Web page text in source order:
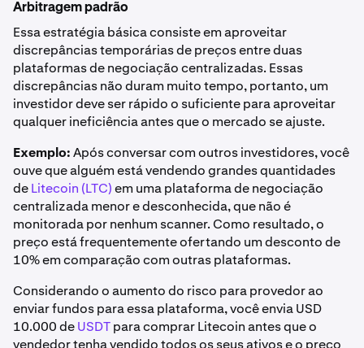
Arbitragem padrão
Essa estratégia básica consiste em aproveitar
discrepâncias temporárias de preços entre duas
plataformas de negociação centralizadas. Essas
discrepâncias não duram muito tempo, portanto, um
investidor deve ser rápido o suficiente para aproveitar
qualquer ineficiência antes que o mercado se ajuste.
Exemplo:Após conversar com outros investidores, você
ouve que alguém está vendendo grandes quantidades
deLitecoin (LTC)em uma plataforma de negociação
centralizada menor e desconhecida, que não é
monitorada por nenhum scanner. Como resultado, o
preço está frequentemente ofertando um desconto de
10% em comparação com outras plataformas.
Considerando o aumento do risco para provedor ao
enviar fundos para essa plataforma, você envia USD
10.000 deUSDTpara comprar Litecoin antes que o